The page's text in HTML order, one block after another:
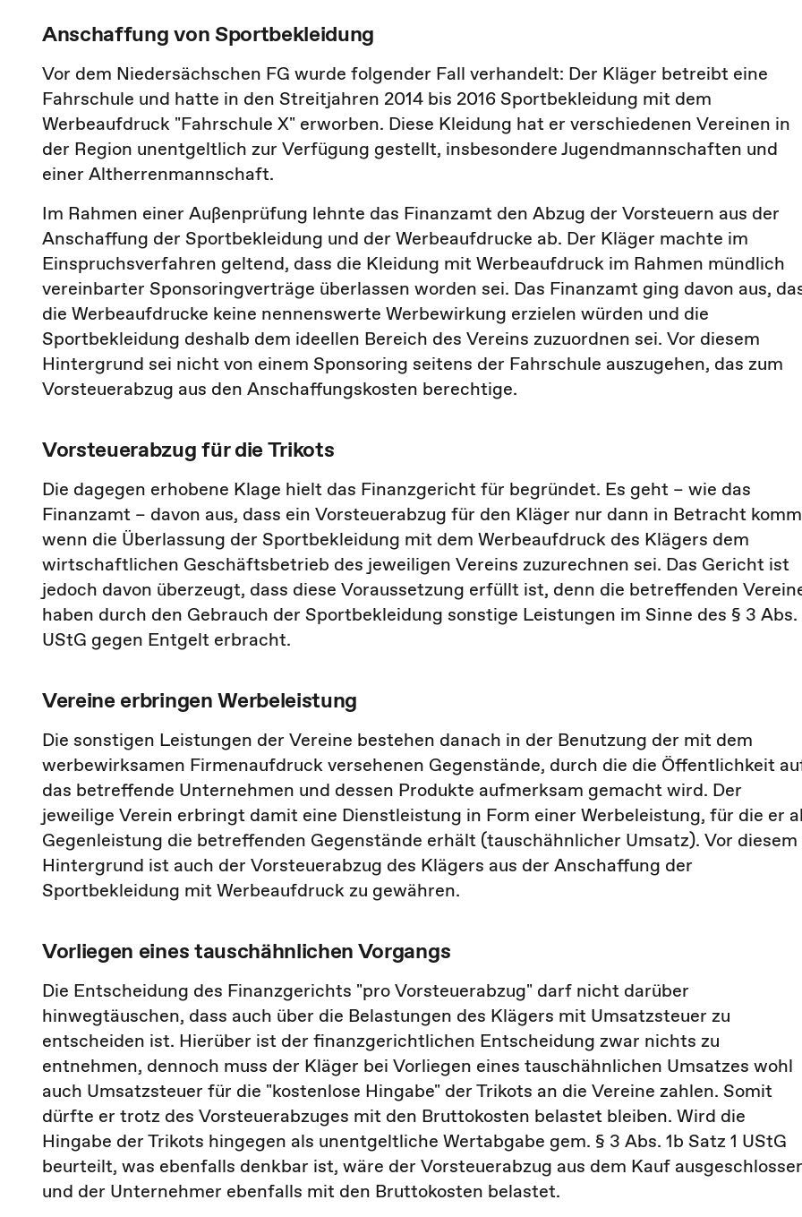
Anschaffung von Sportbekleidung
Vor dem Niedersächschen FG wurde folgender Fall verhandelt: Der Kläger betreibt eine
Fahrschule und hatte in den Streitjahren 2014 bis 2016 Sportbekleidung mit dem
Werbeaufdruck "Fahrschule X" erworben. Diese Kleidung hat er verschiedenen Vereinen in
der Region unentgeltlich zur Verfügung gestellt, insbesondere Jugendmannschaften und
einer Altherrenmannschaft.
Im Rahmen einer Außenprüfung lehnte das Finanzamt den Abzug der Vorsteuern aus der
Anschaffung der Sportbekleidung und der Werbeaufdrucke ab. Der Kläger machte im
Einspruchsverfahren geltend, dass die Kleidung mit Werbeaufdruck im Rahmen mündlich
vereinbarter Sponsoringverträge überlassen worden sei. Das Finanzamt ging davon aus,
die Werbeaufdrucke keine nennenswerte Werbewirkung erzielen würden und die
Sportbekleidung deshalb dem ideellen Bereich des Vereins zuzuordnen sei. Vor diesem
Hintergrund sei nicht von einem Sponsoring seitens der Fahrschule auszugehen, das zum
Vorsteuerabzug aus den Anschaffungskosten berechtige.
Vorsteuerabzug für die Trikots
Die dagegen erhobene Klage hielt das Finanzgericht für begründet. Es geht – wie das
Finanzamt – davon aus, dass ein Vorsteuerabzug für den Kläger nur dann in Betracht
wenn die Überlassung der Sportbekleidung mit dem Werbeaufdruck des Klägers dem
wirtschaftlichen Geschäftsbetrieb des jeweiligen Vereins zuzurechnen sei. Das Gericht ist
jedoch davon überzeugt, dass diese Voraussetzung erfüllt ist, denn die betreffenden
haben durch den Gebrauch der Sportbekleidung sonstige Leistungen im Sinne des § 3 Abs.
UStG gegen Entgelt erbracht.
Vereine erbringen Werbeleistung
Die sonstigen Leistungen der Vereine bestehen danach in der Benutzung der mit dem
werbewirksamen Firmenaufdruck versehenen Gegenstände, durch die die Öffentlichkeit
das betreffende Unternehmen und dessen Produkte aufmerksam gemacht wird. Der
jeweilige Verein erbringt damit eine Dienstleistung in Form einer Werbeleistung, für die er
Gegenleistung die betreffenden Gegenstände erhält (tauschähnlicher Umsatz). Vor diesem
Hintergrund ist auch der Vorsteuerabzug des Klägers aus der Anschaffung der
Sportbekleidung mit Werbeaufdruck zu gewähren.
Vorliegen eines tauschähnlichen Vorgangs
Die Entscheidung des Finanzgerichts "pro Vorsteuerabzug" darf nicht darüber
hinwegtäuschen, dass auch über die Belastungen des Klägers mit Umsatzsteuer zu
entscheiden ist. Hierüber ist der finanzgerichtlichen Entscheidung zwar nichts zu
entnehmen, dennoch muss der Kläger bei Vorliegen eines tauschähnlichen Umsatzes wohl
auch Umsatzsteuer für die "kostenlose Hingabe" der Trikots an die Vereine zahlen. Somit
dürfte er trotz des Vorsteuerabzuges mit den Bruttokosten belastet bleiben. Wird die
Hingabe der Trikots hingegen als unentgeltliche Wertabgabe gem. § 3 Abs. 1b Satz 1 UStG
beurteilt, was ebenfalls denkbar ist, wäre der Vorsteuerabzug aus dem Kauf
und der Unternehmer ebenfalls mit den Bruttokosten belastet.